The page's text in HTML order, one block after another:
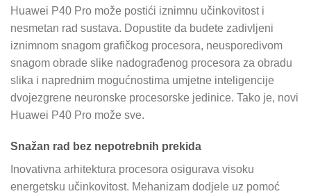
Huawei P40 Pro može postići iznimnu učinkovitost i
nesmetan rad sustava. Dopustite da budete zadivljeni
iznimnom snagom grafičkog procesora, neusporedivom
snagom obrade slike nadograđenog procesora za obradu
slika i naprednim mogućnostima umjetne inteligencije
dvojezgrene neuronske procesorske jedinice. Tako je, novi
Huawei P40 Pro može sve.
Snažan rad bez nepotrebnih prekida
Inovativna arhitektura procesora osigurava visoku
energetsku učinkovitost. Mehanizam dodjele uz pomoć